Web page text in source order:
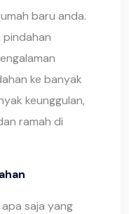
baru anda.
pindahan
ke banyak
keunggulan,
ramah di
saja yang